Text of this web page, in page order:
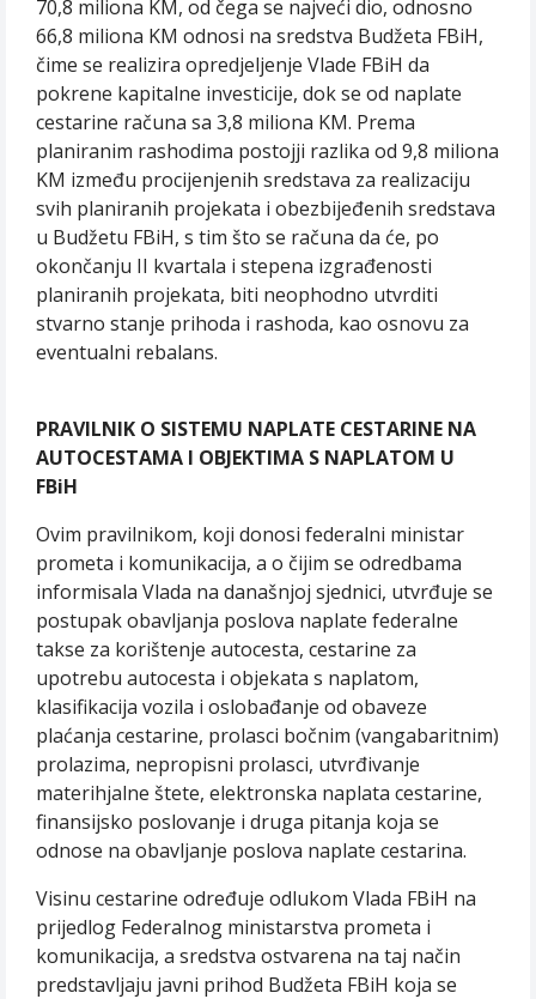
70,8 miliona KM, od čega se najveći dio, odnosno
66,8 miliona KM odnosi na sredstva Budžeta FBiH,
čime se realizira opredjeljenje Vlade FBiH da
pokrene kapitalne investicije, dok se od naplate
cestarine računa sa 3,8 miliona KM. Prema
planiranim rashodima postojji razlika od 9,8 miliona
KM između procijenjenih sredstava za realizaciju
svih planiranih projekata i obezbijeđenih sredstava
u Budžetu FBiH, s tim što se računa da će, po
okončanju II kvartala i stepena izgrađenosti
planiranih projekata, biti neophodno utvrditi
stvarno stanje prihoda i rashoda, kao osnovu za
eventualni rebalans.
PRAVILNIK O SISTEMU NAPLATE CESTARINE NA
AUTOCESTAMA I OBJEKTIMA S NAPLATOM U
FBiH
Ovim pravilnikom, koji donosi federalni ministar
prometa i komunikacija, a o čijim se odredbama
informisala Vlada na današnjoj sjednici, utvrđuje se
postupak obavljanja poslova naplate federalne
takse za korištenje autocesta, cestarine za
upotrebu autocesta i objekata s naplatom,
klasifikacija vozila i oslobađanje od obaveze
plaćanja cestarine, prolasci bočnim (vangabaritnim)
prolazima, nepropisni prolasci, utvrđivanje
materihjalne štete, elektronska naplata cestarine,
finansijsko poslovanje i druga pitanja koja se
odnose na obavljanje poslova naplate cestarina.
Visinu cestarine određuje odlukom Vlada FBiH na
prijedlog Federalnog ministarstva prometa i
komunikacija, a sredstva ostvarena na taj način
predstavljaju javni prihod Budžeta FBiH koja se